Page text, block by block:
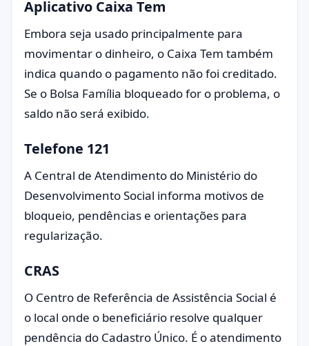
Aplicativo Caixa Tem
Embora seja usado principalmente para
movimentar o dinheiro, o Caixa Tem também
indica quando o pagamento não foi creditado.
Se o Bolsa Família bloqueado for o problema, o
saldo não será exibido.
Telefone 121
A Central de Atendimento do Ministério do
Desenvolvimento Social informa motivos de
bloqueio, pendências e orientações para
regularização.
CRAS
O Centro de Referência de Assistência Social é
o local onde o beneficiário resolve qualquer
pendência do Cadastro Único. É o atendimento